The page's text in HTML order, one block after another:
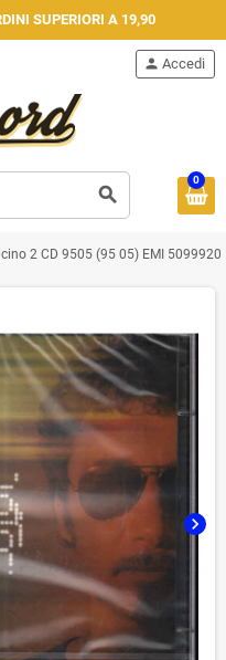
SUPERIORI A 19,90
search
person Accedi
0
2 CD 9505 (95 05) EMI
chevron_right